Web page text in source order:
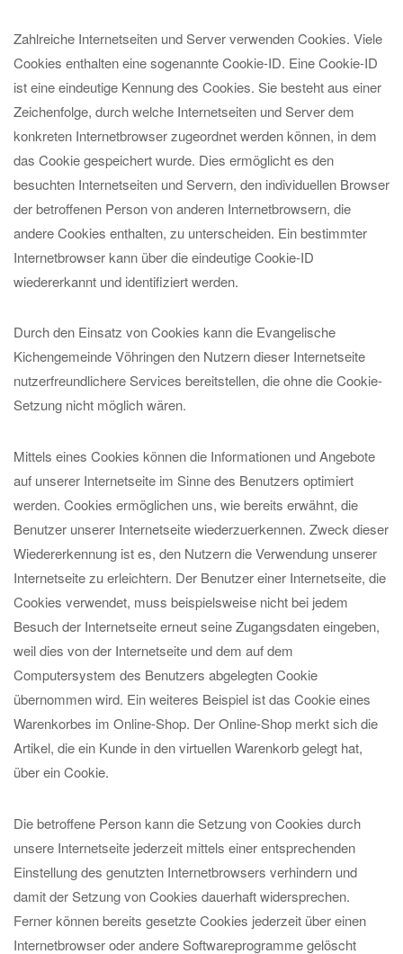
Zahlreiche Internetseiten und Server verwenden Cookies. Viele
Cookies enthalten eine sogenannte Cookie-ID. Eine Cookie-ID
ist eine eindeutige Kennung des Cookies. Sie besteht aus einer
Zeichenfolge, durch welche Internetseiten und Server dem
konkreten Internetbrowser zugeordnet werden können, in dem
das Cookie gespeichert wurde. Dies ermöglicht es den
besuchten Internetseiten und Servern, den individuellen Browser
der betroffenen Person von anderen Internetbrowsern, die
andere Cookies enthalten, zu unterscheiden. Ein bestimmter
Internetbrowser kann über die eindeutige Cookie-ID
wiedererkannt und identifiziert werden.
Durch den Einsatz von Cookies kann die Evangelische
Kichengemeinde Vöhringen den Nutzern dieser Internetseite
nutzerfreundlichere Services bereitstellen, die ohne die Cookie-
Setzung nicht möglich wären.
Mittels eines Cookies können die Informationen und Angebote
auf unserer Internetseite im Sinne des Benutzers optimiert
werden. Cookies ermöglichen uns, wie bereits erwähnt, die
Benutzer unserer Internetseite wiederzuerkennen. Zweck dieser
Wiedererkennung ist es, den Nutzern die Verwendung unserer
Internetseite zu erleichtern. Der Benutzer einer Internetseite, die
Cookies verwendet, muss beispielsweise nicht bei jedem
Besuch der Internetseite erneut seine Zugangsdaten eingeben,
weil dies von der Internetseite und dem auf dem
Computersystem des Benutzers abgelegten Cookie
übernommen wird. Ein weiteres Beispiel ist das Cookie eines
Warenkorbes im Online-Shop. Der Online-Shop merkt sich die
Artikel, die ein Kunde in den virtuellen Warenkorb gelegt hat,
über ein Cookie.
Die betroffene Person kann die Setzung von Cookies durch
unsere Internetseite jederzeit mittels einer entsprechenden
Einstellung des genutzten Internetbrowsers verhindern und
damit der Setzung von Cookies dauerhaft widersprechen.
Ferner können bereits gesetzte Cookies jederzeit über einen
Internetbrowser oder andere Softwareprogramme gelöscht